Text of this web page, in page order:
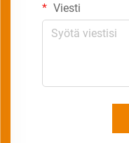
Viesti